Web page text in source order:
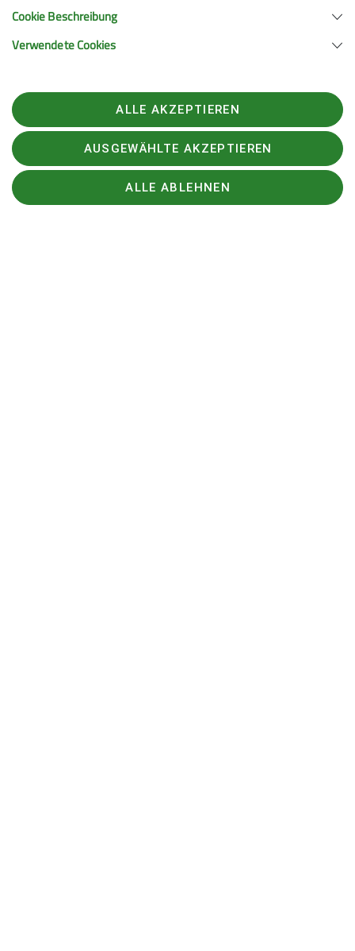
Cookie Beschreibung
Verwendete Cookies
ALLE AKZEPTIEREN
AUSGEWÄHLTE AKZEPTIEREN
ALLE ABLEHNEN